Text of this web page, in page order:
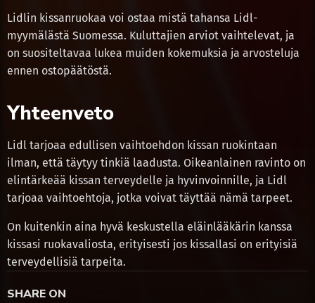
Lidlin kissanruokaa voi ostaa mistä tahansa Lidl-
myymälästä Suomessa. Kuluttajien arviot vaihtelevat, ja
on suositeltavaa lukea muiden kokemuksia ja arvosteluja
ennen ostopäätöstä.
Yhteenveto
Lidl tarjoaa edullisen vaihtoehdon kissan ruokintaan
ilman, että täytyy tinkiä laadusta. Oikeanlainen ravinto on
elintärkeää kissan terveydelle ja hyvinvoinnille, ja Lidl
tarjoaa vaihtoehtoja, jotka voivat täyttää nämä tarpeet.
On kuitenkin aina hyvä keskustella eläinlääkärin kanssa
kissasi ruokavaliosta, erityisesti jos kissallasi on erityisiä
terveydellisiä tarpeita.
SHARE ON